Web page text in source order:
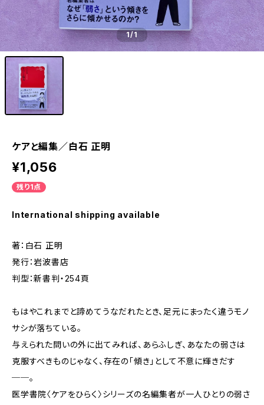
1/1
ケアと編集／白石 正明
¥1,056
残り1点
International shipping available
著：白石 正明
発行：岩波書店
判型：新書判・254頁
もはやこれまでと諦めてうなだれたとき、足元にまったく違うモノ
サシが落ちている。
与えられた問いの外に出てみれば、あらふしぎ、あなたの弱さは
克服すべきものじゃなく、存在の「傾き」として不意に輝きだす
──。
医学書院〈ケアをひらく〉シリーズの名編集者が一人ひとりの弱さ